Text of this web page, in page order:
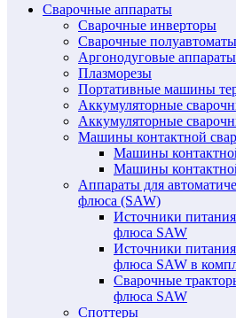
Сварочные аппараты
Сварочные инверторы
Сварочные полуавтоматы
Аргонодуговые аппараты
Плазморезы
Портативные машины
Аккумуляторные
Аккумуляторные
Машины контактной
Машины
Машины
Аппараты для
флюса (SAW)
Источники
флюса SAW
Источники
флюса SAW в
Сварочные
флюса SAW
Споттеры